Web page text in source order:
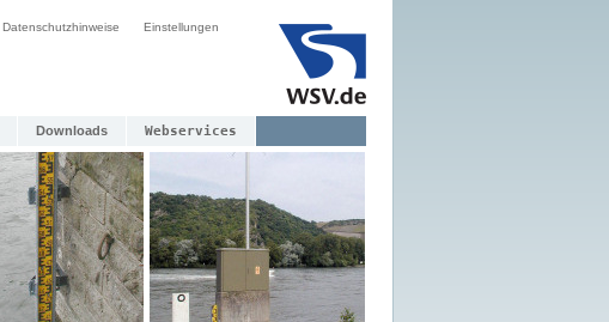
Datenschutzhinweise Einstellungen
Downloads Webservices